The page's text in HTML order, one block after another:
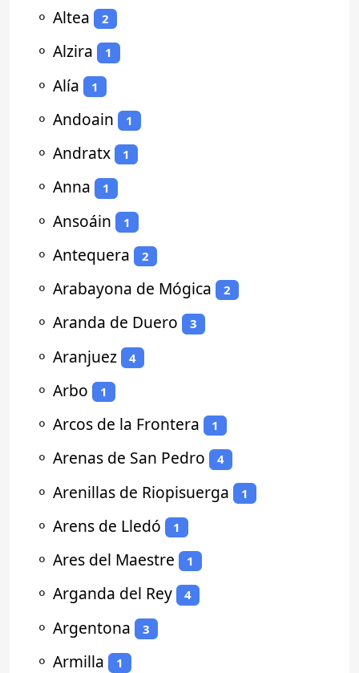
⚬ Altea 2
⚬ Alzira 1
⚬ Alía 1
⚬ Andoain 1
⚬ Andratx 1
⚬ Anna 1
⚬ Ansoáin 1
⚬ Antequera 2
⚬ Arabayona de Mógica 2
⚬ Aranda de Duero 3
⚬ Aranjuez 4
⚬ Arbo 1
⚬ Arcos de la Frontera 1
⚬ Arenas de San Pedro 4
⚬ Arenillas de Riopisuerga 1
⚬ Arens de Lledó 1
⚬ Ares del Maestre 1
⚬ Arganda del Rey 4
⚬ Argentona 3
⚬ Armilla 1